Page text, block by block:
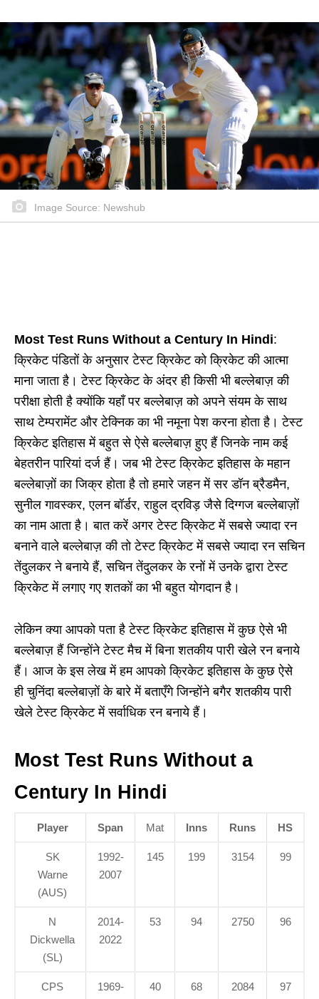
Image Source: Newshub
Most Test Runs Without a Century In Hindi:
क्रिकेट पंडितों के अनुसार टेस्ट क्रिकेट को क्रिकेट की आत्मा
माना जाता है। टेस्ट क्रिकेट के अंदर ही किसी भी बल्लेबाज़ की
परीक्षा होती है क्योंकि यहाँ पर बल्लेबाज़ को अपने संयम के साथ
साथ टेम्परामेंट और टेक्निक का भी नमूना पेश करना होता है। टेस्ट
क्रिकेट इतिहास में बहुत से ऐसे बल्लेबाज़ हुए हैं जिनके नाम कई
बेहतरीन पारियां दर्ज हैं। जब भी टेस्ट क्रिकेट इतिहास के महान
बल्लेबाज़ों का जिक्र होता है तो हमारे जहन में सर डॉन ब्रैडमैन,
सुनील गावस्कर, एलन बॉर्डर, राहुल द्रविड़ जैसे दिग्गज बल्लेबाज़ों
का नाम आता है। बात करें अगर टेस्ट क्रिकेट में सबसे ज्यादा रन
बनाने वाले बल्लेबाज़ की तो टेस्ट क्रिकेट में सबसे ज्यादा रन सचिन
तेंदुलकर ने बनाये हैं, सचिन तेंदुलकर के रनों में उनके द्वारा टेस्ट
क्रिकेट में लगाए गए शतकों का भी बहुत योगदान है।
लेकिन क्या आपको पता है टेस्ट क्रिकेट इतिहास में कुछ ऐसे भी
बल्लेबाज़ हैं जिन्होंने टेस्ट मैच में बिना शतकीय पारी खेले रन बनाये
हैं। आज के इस लेख में हम आपको क्रिकेट इतिहास के कुछ ऐसे
ही चुनिंदा बल्लेबाज़ों के बारे में बताएँगे जिन्होंने बगैर शतकीय पारी
खेले टेस्ट क्रिकेट में सर्वाधिक रन बनाये हैं।
Most Test Runs Without a
Century In Hindi
Player Span Mat Inns Runs HS
SK
Warne
(AUS)
1992-
2007
145 199 3154 99
N
Dickwella
(SL)
2014-
2022
53 94 2750 96
CPS
1969-
40 68 2084 97